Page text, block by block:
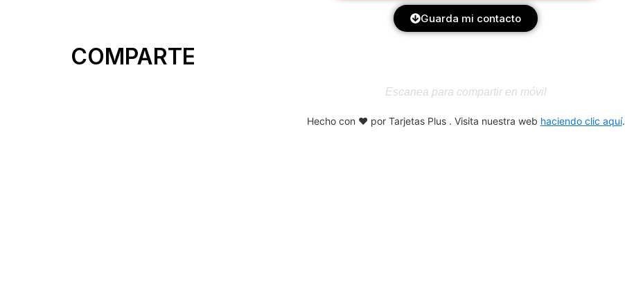
Guarda mi contacto
COMPARTE
Escanea para compartir en móvil
Hecho con ❤️ por Tarjetas Plus . Visita nuestra web haciendo clic aquí.